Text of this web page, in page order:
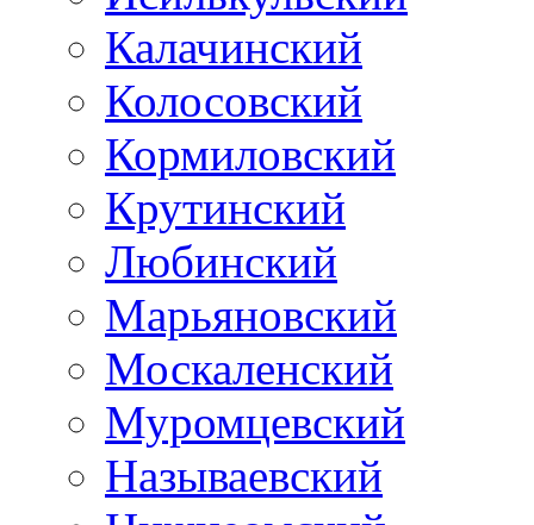
Калачинский
Колосовский
Кормиловский
Крутинский
Любинский
Марьяновский
Москаленский
Муромцевский
Называевский